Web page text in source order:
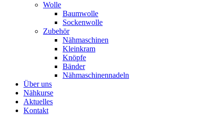
Wolle
Baumwolle
Sockenwolle
Zubehör
Nähmaschinen
Kleinkram
Knöpfe
Bänder
Nähmaschinennadeln
Über uns
Nähkurse
Aktuelles
Kontakt